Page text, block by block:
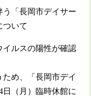
「長岡市デイサー
ついて
イルスの陽性が確認
め、「長岡市デイ
日（月）臨時休館に